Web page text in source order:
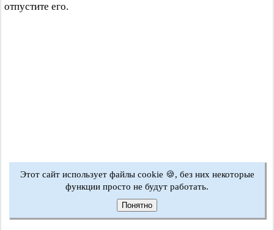
отпустите его.
Этот сайт использует файлы cookie 🍪, без них некоторые
функции просто не будут работать.
Понятно